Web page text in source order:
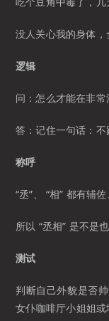
没人关心我的身体，
逻辑
问：怎么才能在非
答：记住一句话：不
称呼
“丞”、 “相” 都有辅
所以 “丞相” 是不是
测试
判断自己外貌是否
女仆咖啡厅小姐姐